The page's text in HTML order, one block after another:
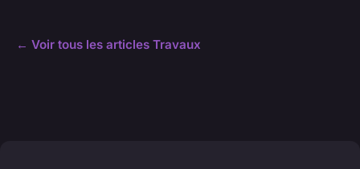
← Voir tous les articles Travaux